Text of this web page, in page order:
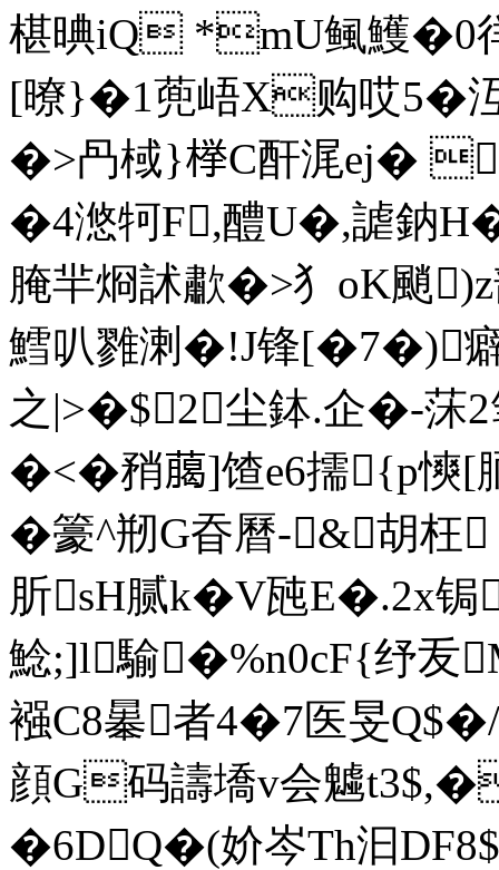
椹晪iQ *mU鲺鱯�0
[暸}�1蔸峿X购哎5�
�>冎棫}﨔C酐浘ej� 
�4滺牱F,醴U�,謔
腌羋烱訹歗�>犭oK颵
鱈叭雡溂�!J锋
之|>�$2尘鉢.企�-莯
�<�矟﨟]馇e6擩{p
�籇^剏G昋曆-&胡枉
肵sH腻k�V瓲E�.2x
鯰;]l騟�%n0cF{纾叐
襁C8曓 者4�7医旻
顔G码譸墧v会魖
�6DQ�(妎岑Th汩